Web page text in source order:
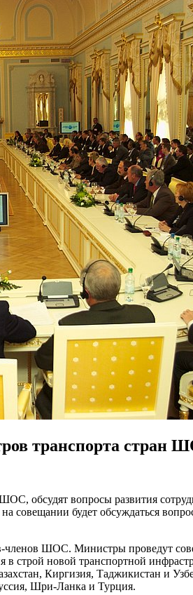
транспорта стран
обсудят вопросы развития
совещании будет обсуждаться
членов ШОС. Министры проведут
в строй новой транспортной
Киргизия, Таджикистан и
Шри-Ланка и Турция.